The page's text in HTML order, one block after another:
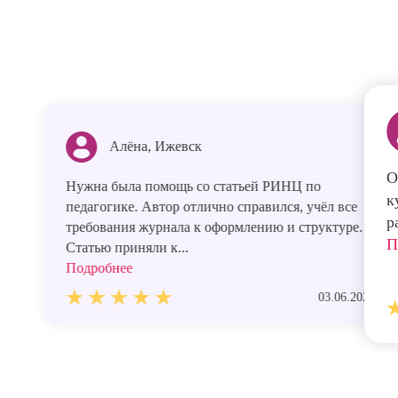
Алёна, Ижевск
Нужна была помощь со статьей РИНЦ по
педагогике. Автор отлично справился, учёл все
требования журнала к оформлению и структуре.
Статью приняли к...
Подробнее
03.06.2026